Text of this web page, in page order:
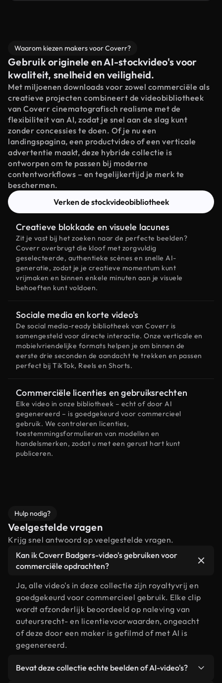
Waarom kiezen makers voor Coverr?
Gebruik originele en AI-stockvideo's voor
kwaliteit, snelheid en veiligheid.
Met miljoenen downloads voor zowel commerciële als
creatieve projecten combineert de videobibliotheek
van Coverr cinematografisch realisme met de
flexibiliteit van AI, zodat je snel aan de slag kunt
zonder concessies te doen. Of je nu een
landingspagina, een productvideo of een verticale
advertentie maakt, deze hybride collectie is
ontworpen om te passen bij moderne
contentworkflows – en tegelijkertijd je merk te
beschermen.
Verken de stockvideobibliotheek
Creatieve blokkade en visuele lacunes
Zit je vast bij het zoeken naar de perfecte beelden?
Coverr overbrugt die kloof met zorgvuldig
geselecteerde, authentieke scènes en snelle AI-
generatie, zodat je je creatieve momentum kunt
vrijmaken en binnen enkele minuten aan je visuele
behoeften kunt voldoen.
Sociale media en korte video's
De social media-ready bibliotheek van Coverr is
samengesteld voor directe interactie. Onze verticale en
mobielvriendelijke formats helpen je om binnen de
eerste drie seconden de aandacht te trekken en passen
perfect bij TikTok, Reels en Shorts.
Commerciële licenties en gebruiksrechten
Elke video in onze bibliotheek – echt of door AI
gegenereerd – is goedgekeurd voor commercieel
gebruik. We controleren licenties,
toestemmingsformulieren van modellen en
handelsmerken, zodat u met een gerust hart kunt
publiceren.
Hulp nodig?
Veelgestelde vragen
Krijg snel antwoord op veelgestelde vragen.
Kan ik Coverr Badgers-video's gebruiken voor
commerciële opdrachten?
Ja, alle video's in deze collectie zijn royaltyvrij en
goedgekeurd voor commercieel gebruik. Elke clip
wordt afzonderlijk beoordeeld op naleving van
auteursrecht- en licentievoorwaarden, ongeacht
of deze door een maker is gefilmd of met AI is
gegenereerd.
Bevat deze collectie echte beelden of AI-video's?